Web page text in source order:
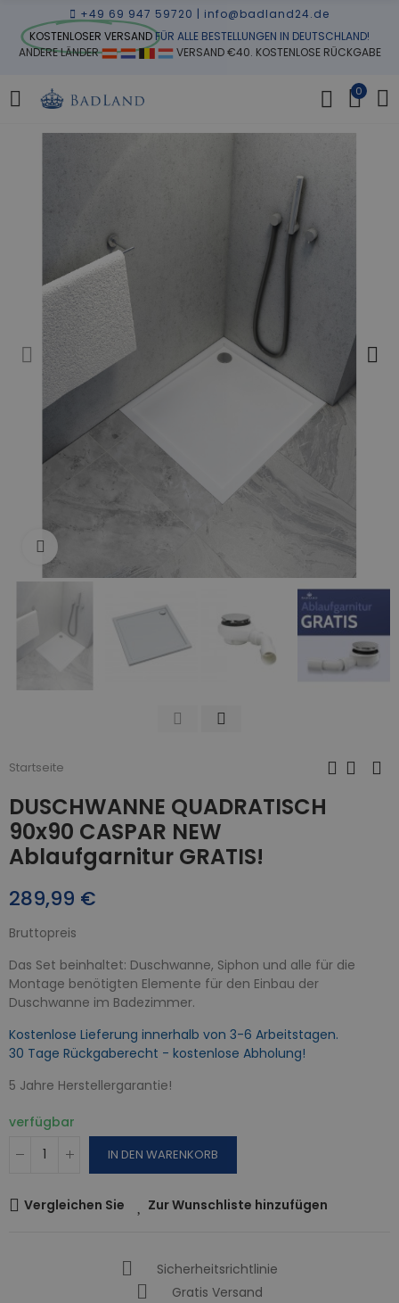
+49 69 947 59720 | info@badland24.de
KOSTENLOSER VERSANDFÜR ALLE BESTELLUNGEN IN DEUTSCHLAND!
ANDERE LÄNDER
VERSAND €40. KOSTENLOSE RÜCKGABE
0
Startseite
DUSCHWANNE QUADRATISCH
90x90 CASPAR NEW
Ablaufgarnitur GRATIS!
289,99 €
Bruttopreis
Das Set beinhaltet: Duschwanne, Siphon und alle für die
Montage benötigten Elemente für den Einbau der
Duschwanne im Badezimmer.
Kostenlose Lieferung innerhalb von 3-6 Arbeitstagen.
30 Tage Rückgaberecht - kostenlose Abholung!
5 Jahre Herstellergarantie!
verfügbar
IN DEN WARENKORB
Vergleichen Sie Zur Wunschliste hinzufügen
Sicherheitsrichtlinie
Gratis Versand